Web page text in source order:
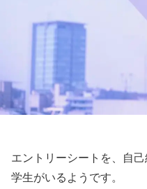
エントリーシートを、自
学生がいるようです。